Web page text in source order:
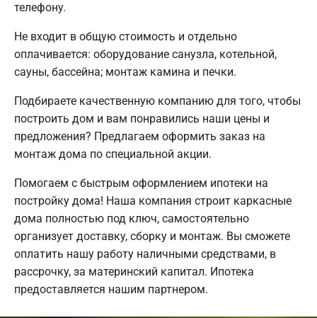
телефону.
Не входит в общую стоимость и отдельно
оплачивается: оборудование санузла, котельной,
сауны, бассейна; монтаж камина и печки.
Подбираете качественную компанию для того, чтобы
построить дом и вам понравились наши цены и
предложения? Предлагаем оформить заказ на
монтаж дома по специальной акции.
Помогаем с быстрым оформлением ипотеки на
постройку дома! Наша компания строит каркасные
дома полностью под ключ, самостоятельно
организует доставку, сборку и монтаж. Вы сможете
оплатить нашу работу наличными средствами, в
рассрочку, за материнский капитал. Ипотека
предоставляется нашим партнером.